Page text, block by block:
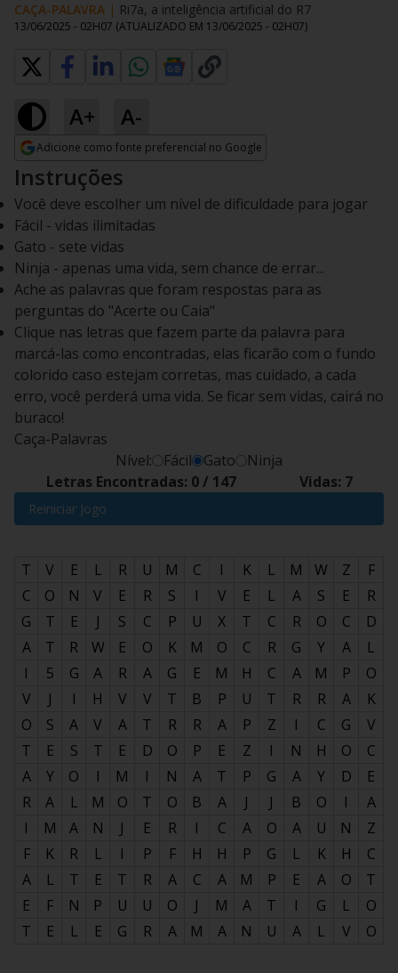
CAÇA-PALAVRA | Ri7a, a inteligência artificial do R7
13/06/2025 - 02H07 (ATUALIZADO EM 13/06/2025 - 02H07)
A+ A-
Adicione como fonte preferencial no Google
Opens in new window
Instruções
Você deve escolher um nível de dificuldade para jogar
Fácil - vidas ilimitadas
Gato - sete vidas
Ninja - apenas uma vida, sem chance de errar...
Ache as palavras que foram respostas para as
perguntas do "Acerte ou Caia"
Clique nas letras que fazem parte da palavra para
marcá-las como encontradas, elas ficarão com o fundo
colorido caso estejam corretas, mas cuidado, a cada
erro, você perderá uma vida. Se ficar sem vidas, cairá no
buraco!
Caça-Palavras
Nível:
Fácil Gato
Ninja
Letras Encontradas: 0/ 147 Vidas: 7
Reiniciar Jogo
T V E L R U M C I K L M W Z
F
C
O N V E R S I V E L A S E
R
G
T E J S C P U X T C R O C
D
A
T R W E O K M O C R G Y A
L
I
5 G A R A G E M H C A M P
O
V
J I H V V T B P U T R R A
K
O
S A V A T R R A P Z I C G
V
T
E S T E D O P E Z I N H O
C
A
Y O I M I N A T P G A Y D
E
R
A L M O T O B A J J B O I
A
I
M A N J E R I C A O A U N
Z
F
K R L I P F H H P G L K H
C
A
L T E T R A C A M P E A O
T
E
F N P U U O J M A T I G L
O
T
E L E G R A M A N U A L V O